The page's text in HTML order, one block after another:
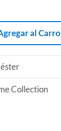
al Carro
Collection